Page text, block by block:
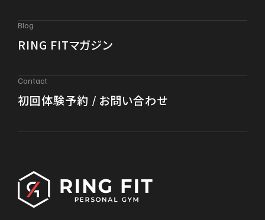
〒910-0016 福井県福井市大宮6丁目15-26
DonDoビル （C・D号室）
Google Map
Blog
RING FITマガジン
Contact
初回体験予約 / お問い合わせ